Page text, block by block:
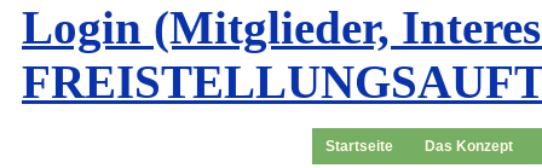
Login (Mitglieder,
Startseite Das Konzept